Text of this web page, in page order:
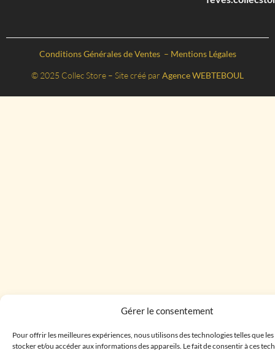
Gérer le consentement
Pour offrir les meilleures expériences, nous utilisons des technologies telles que
stocker et/ou accéder aux informations des appareils. Le fait de consentir à ces
Conditions Générales de Ventes – Mentions Légales
© 2025 Collec Store – Site créé par Agence WEBTEBOUL